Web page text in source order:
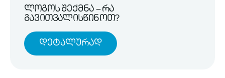
ლოგოს შექმნა – რა
გავითვალისწინოთ?
Დეტალურად